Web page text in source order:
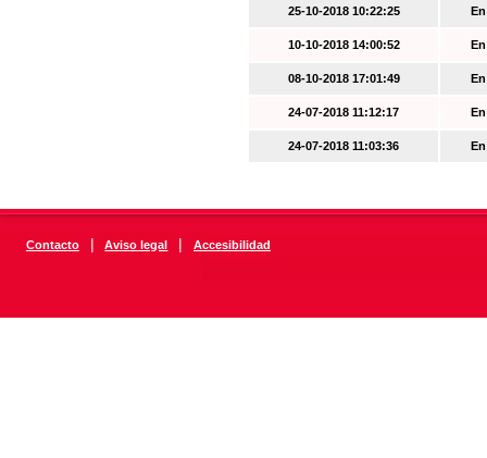
25-10-2018 10:22:25
10-10-2018 14:00:52
08-10-2018 17:01:49
24-07-2018 11:12:17
24-07-2018 11:03:36
Contacto | Aviso legal | Accesibilidad